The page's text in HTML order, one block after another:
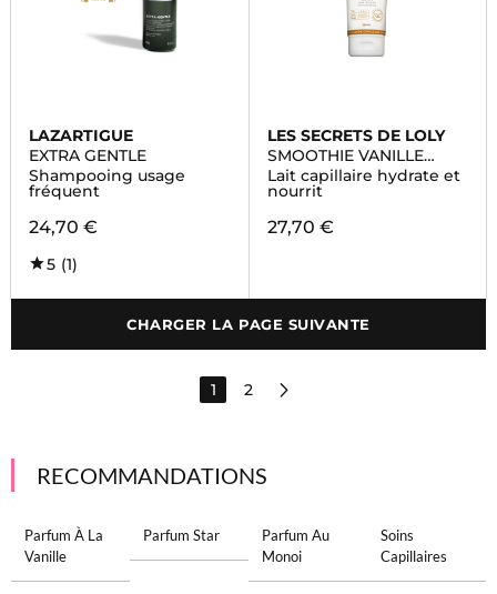
LAZARTIGUE
EXTRA GENTLE
Shampooing usage
fréquent
24,70 €
5 (1)
LES SECRETS DE LOLY
SMOOTHIE VANILLE
YLANG
Lait capillaire hydrate et
nourrit
27,70 €
CHARGER LA PAGE SUIVANTE
1 2
RECOMMANDATIONS
Parfum À La
Vanille
Parfum Star
Parfum Au
Monoi
Soins
Capillaires